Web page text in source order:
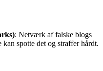
: Netværk af falske blogs
spotte det og straffer hårdt.